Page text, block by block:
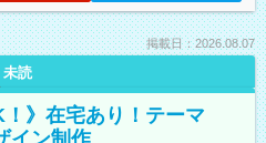
掲載日：2026.08.07
未読
》在宅あり！テーマ
イン制作